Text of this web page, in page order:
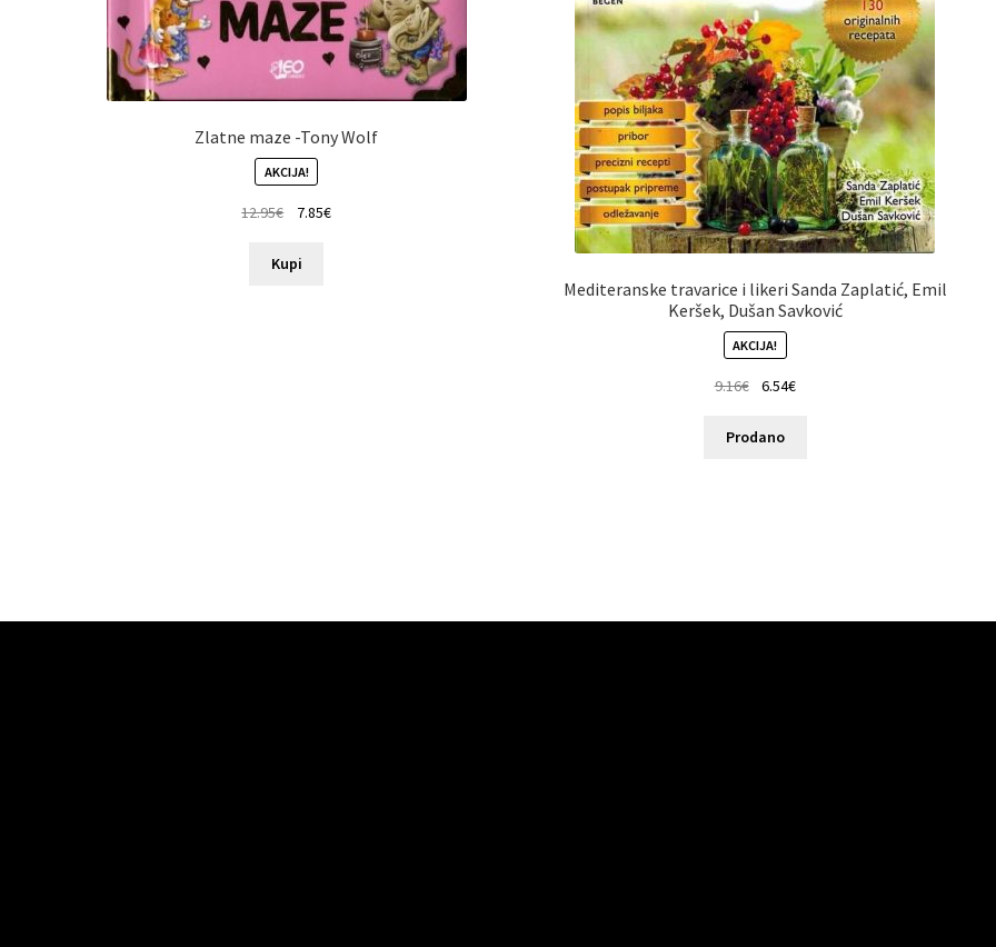
Zlatne maze -Tony Wolf
AKCIJA!
12.95€ 7.85€
Kupi
Mediteranske travarice i likeri Sanda Zaplatić, Emil
Keršek, Dušan Savković
AKCIJA!
9.16€ 6.54€
Prodano